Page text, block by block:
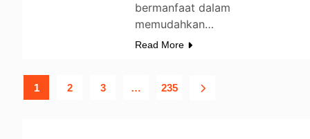
bermanfaat dalam
memudahkan…
Read More
1 2 3 … 235